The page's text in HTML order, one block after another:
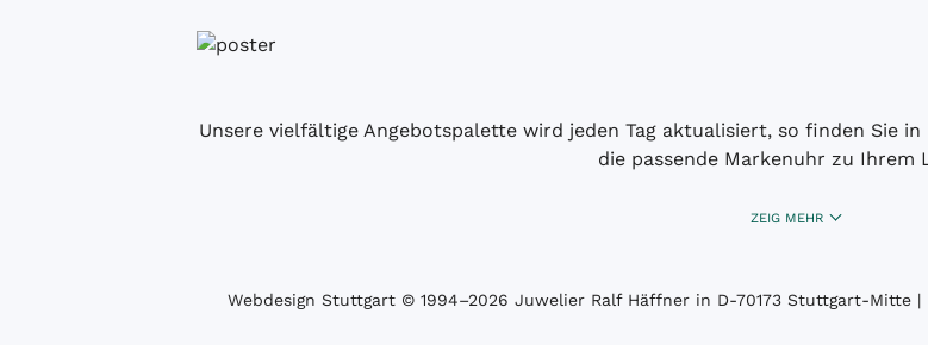
Unsere vielfältige Angebotspalette wird jeden Tag aktualisiert, so finden Sie
die passende Markenuhr zu Ihrem
ZEIG MEHR
Webdesign Stuttgart© 1994­–2026 Juwelier Ralf Häffner in D-70173 Stuttgart-Mitte |